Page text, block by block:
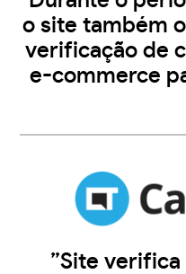
o site também
verificação de
e-commerce
”Site